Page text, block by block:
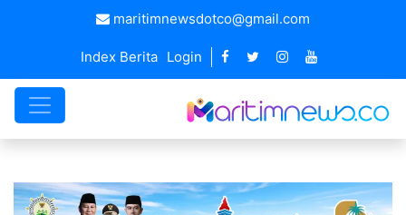
maritimnewsdotco@gmail.com
Index Berita Login